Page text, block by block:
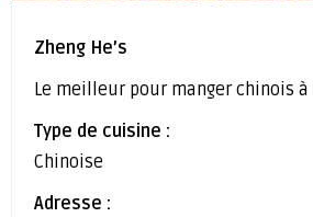
Zheng He’s
Le meilleur pour manger chinois à
Type de cuisine :
Chinoise
Adresse :